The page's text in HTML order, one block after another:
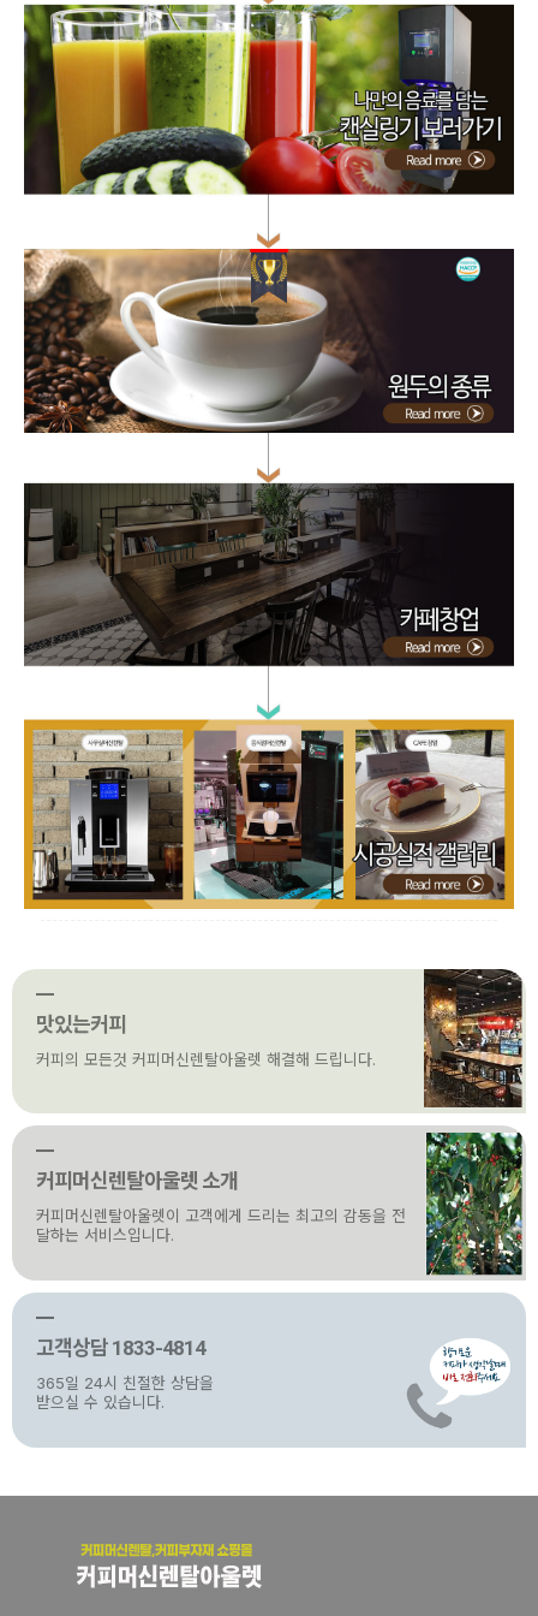
맛있는커피
커피의 모든것 커피머신렌탈아울렛 해결해 드립니다.
커피머신렌탈아울렛 소개
커피머신렌탈아울렛이 고객에게 드리는 최고의 감동을 전
달하는 서비스입니다.
고객상담 1833-4814
365일 24시 친절한 상담을
받으실 수 있습니다.